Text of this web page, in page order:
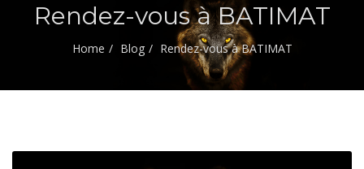
Rendez-vous à BATIMAT
Home Blog Rendez-vous à BATIMAT